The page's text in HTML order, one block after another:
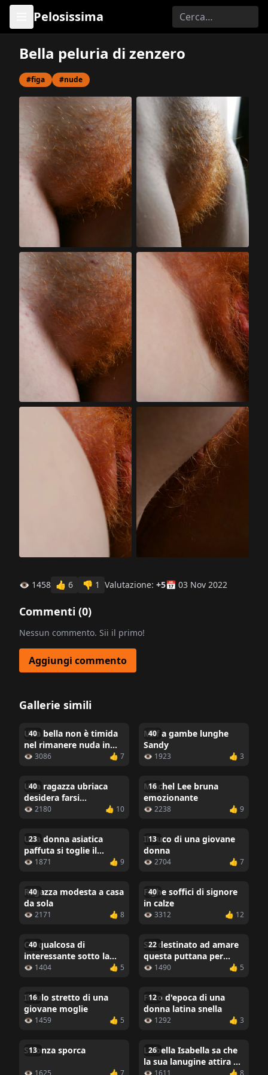
Pelosissima
Bella peluria di zenzero
#figa #nude
👁 1458 👍 6 👎 1 Valutazione: +5📅 03 Nov 2022
Commenti (0)
Nessun commento. Sii il primo!
Aggiungi commento
Gallerie simili
40
Una bella non è timida
nel rimanere nuda in
una casa nel bosco
👁 3086 👍 7
40
Milf a gambe lunghe
Sandy
👁 1923 👍 3
40
Una ragazza ubriaca
desidera farsi
accarezzare i suoi buchi
👁 2180 👍 10
16
Mischel Lee bruna
emozionante
👁 2238 👍 9
23
Una donna asiatica
paffuta si toglie il
vestito
👁 1871 👍 9
13
Il buco di una giovane
donna
👁 2704 👍 7
40
Ragazza modesta a casa
da sola
👁 2171 👍 8
40
Fighe soffici di signore
in calze
👁 3312 👍 12
40
C'è qualcosa di
interessante sotto la
gonna di Valentina Ross
👁 1404 👍 5
22
Sei destinato ad amare
questa puttana per
sempre
👁 1490 👍 5
16
Il culo stretto di una
giovane moglie
👁 1459 👍 5
12
Foto d'epoca di una
donna latina snella
👁 1292 👍 3
13
Stronza sporca
👁 1625 👍 7
26
La bella Isabella sa che
la sua lanugine attira gli
👁 1611 👍 8